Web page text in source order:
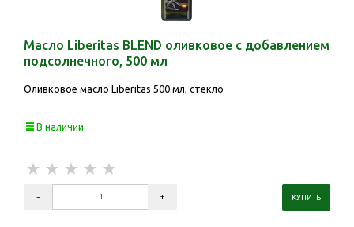
Масло Liberitas BLEND оливковое с добавлением
подсолнечного, 500 мл
Оливковое масло Liberitas 500 мл, стекло
В наличии